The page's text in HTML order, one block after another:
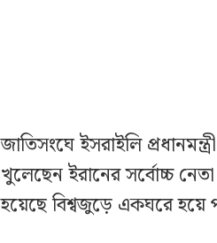
জাতিসংঘে ইসরাইলি
খুলেছেন ইরানের সর্বোচ্চ
হয়েছে বিশ্বজুড়ে একঘরে হয়ে